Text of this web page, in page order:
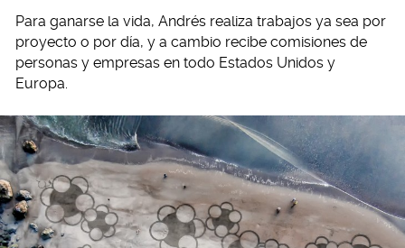
Para ganarse la vida, Andrés realiza trabajos ya sea por
proyecto o por día, y a cambio recibe comisiones de
personas y empresas en todo Estados Unidos y
Europa.